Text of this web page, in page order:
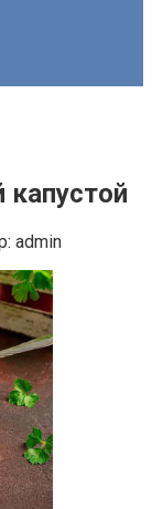
admin